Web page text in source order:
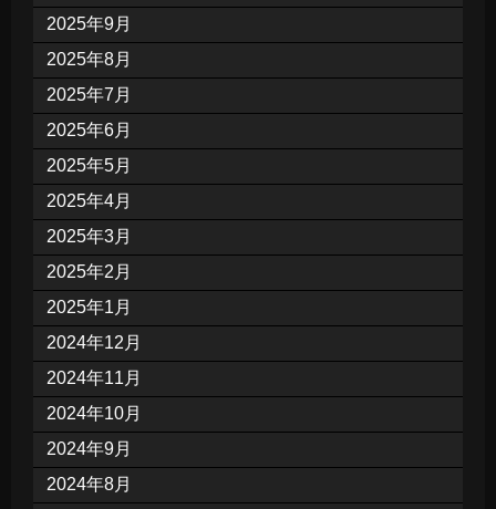
2025年9月
2025年8月
2025年7月
2025年6月
2025年5月
2025年4月
2025年3月
2025年2月
2025年1月
2024年12月
2024年11月
2024年10月
2024年9月
2024年8月